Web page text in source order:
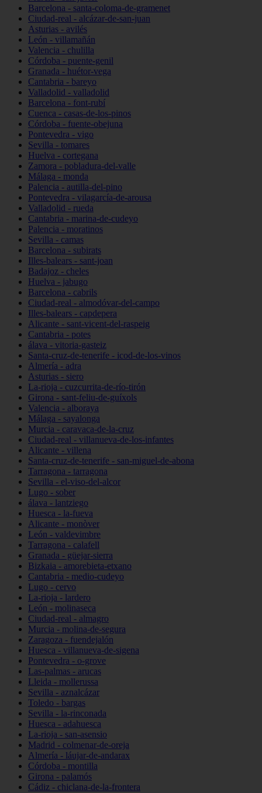
Barcelona - santa-coloma-de-gramenet
Ciudad-real - alcázar-de-san-juan
Asturias - avilés
León - villamañán
Valencia - chulilla
Córdoba - puente-genil
Granada - huétor-vega
Cantabria - bareyo
Valladolid - valladolid
Barcelona - font-rubí
Cuenca - casas-de-los-pinos
Córdoba - fuente-obejuna
Pontevedra - vigo
Sevilla - tomares
Huelva - cortegana
Zamora - pobladura-del-valle
Málaga - monda
Palencia - autilla-del-pino
Pontevedra - vilagarcía-de-arousa
Valladolid - rueda
Cantabria - marina-de-cudeyo
Palencia - moratinos
Sevilla - camas
Barcelona - subirats
Illes-balears - sant-joan
Badajoz - cheles
Huelva - jabugo
Barcelona - cabrils
Ciudad-real - almodóvar-del-campo
Illes-balears - capdepera
Alicante - sant-vicent-del-raspeig
Cantabria - potes
álava - vitoria-gasteiz
Santa-cruz-de-tenerife - icod-de-los-vinos
Almería - adra
Asturias - siero
La-rioja - cuzcurrita-de-río-tirón
Girona - sant-feliu-de-guíxols
Valencia - alboraya
Málaga - sayalonga
Murcia - caravaca-de-la-cruz
Ciudad-real - villanueva-de-los-infantes
Alicante - villena
Santa-cruz-de-tenerife - san-miguel-de-abona
Tarragona - tarragona
Sevilla - el-viso-del-alcor
Lugo - sober
álava - lantziego
Huesca - la-fueva
Alicante - monòver
León - valdevimbre
Tarragona - calafell
Granada - güejar-sierra
Bizkaia - amorebieta-etxano
Cantabria - medio-cudeyo
Lugo - cervo
La-rioja - lardero
León - molinaseca
Ciudad-real - almagro
Murcia - molina-de-segura
Zaragoza - fuendejalón
Huesca - villanueva-de-sigena
Pontevedra - o-grove
Las-palmas - arucas
Lleida - mollerussa
Sevilla - aznalcázar
Toledo - bargas
Sevilla - la-rinconada
Huesca - adahuesca
La-rioja - san-asensio
Madrid - colmenar-de-oreja
Almería - láujar-de-andarax
Córdoba - montilla
Girona - palamós
Cádiz - chiclana-de-la-frontera